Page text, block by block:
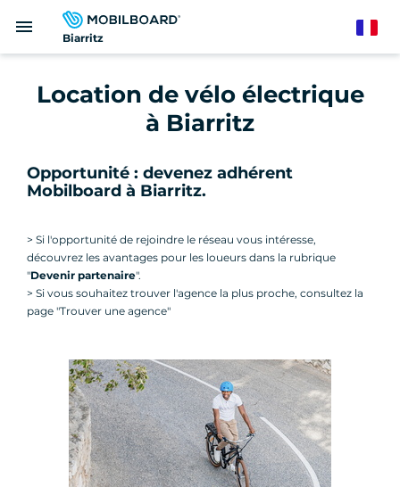
Biarritz
menu
Location de vélo électrique
à Biarritz
Opportunité : devenez adhérent
Mobilboard à Biarritz.
> Si l'opportunité de rejoindre le réseau vous intéresse,
découvrez les avantages pour les loueurs dans la rubrique
"Devenir partenaire".
> Si vous souhaitez trouver l'agence la plus proche, consultez la
page "Trouver une agence"